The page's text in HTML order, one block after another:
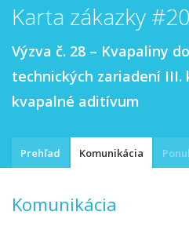
Karta zákazky
Výzva č. 28 – Kvapaliny
technických zariadení III.
kvapalné aditívum
Prehľad Komunikácia
Komunikácia